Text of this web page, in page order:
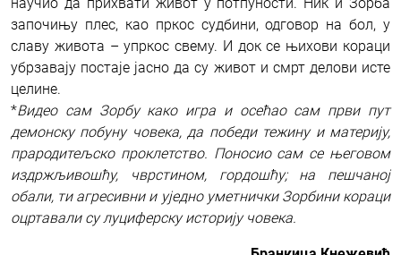
започињу плес, као пркос судбини, одговор на бол, у
славу живота – упркос свему. И док се њихови кораци
убрзавају постаје јасно да су живот и смрт делови исте
целине.
*Видео сам Зорбу како игра и осећао сам први пут
демонску побуну човека, да победи тежину и материју,
прародитељско проклетство. Поносио сам се његовом
издржљивошћу, чврстином, гордошћу; на пешчаној
обали, ти агресивни и уједно уметнички Зорбини кораци
оцртавали су луциферску историју човека.